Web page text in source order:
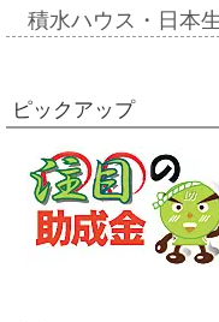
積水ハウス・日本
ピックアップ